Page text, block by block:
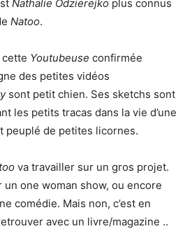
Nathalie Odzierejko plus connus
Natoo.
cette Youtubeuse confirmée
des petites vidéos
sont petit chien. Ses sketchs sont
les petits tracas dans la vie d’une
peuplé de petites licornes.
va travailler sur un gros projet.
one woman show, ou encore
comédie. Mais non, c’est en
avec un livre/magazine ..